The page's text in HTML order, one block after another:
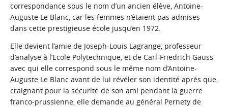
correspondance sous le nom d’un ancien élève, Antoine-
Auguste Le Blanc, car les femmes n’étaient pas admises
dans cette prestigieuse école jusqu’en 1972.
Elle devient l’amie de Joseph-Louis Lagrange, professeur
d’analyse à l’Ecole Polytechnique, et de Carl-Friedrich Gauss
avec qui elle correspond sous le même nom d’Antoine-
Auguste Le Blanc avant de lui révéler son identité après que,
craignant pour la sécurité de son ami pendant la guerre
franco-prussienne, elle demande au général Pernety de